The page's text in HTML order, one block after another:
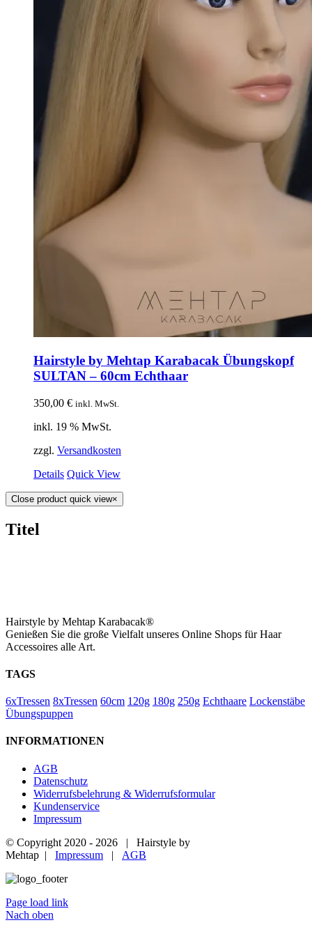
Hairstyle by Mehtap Karabacak Übungskopf
SULTAN – 60cm Echthaar
350,00 € inkl. MwSt.
inkl. 19 % MwSt.
zzgl. Versandkosten
Details Quick View
Close product quick view×
Titel
Hairstyle by Mehtap Karabacak®
Genießen Sie die große Vielfalt unseres Online Shops für Haar
Accessoires alle Art.
TAGS
6xTressen 8xTressen 60cm 120g 180g 250g Echthaare Lockenstäbe
Übungspuppen
INFORMATIONEN
AGB
Datenschutz
Widerrufsbelehrung & Widerrufsformular
Kundenservice
Impressum
© Copyright 2020 - 2026 | Hairstyle by
Mehtap | Impressum | AGB
Page load link
Nach oben